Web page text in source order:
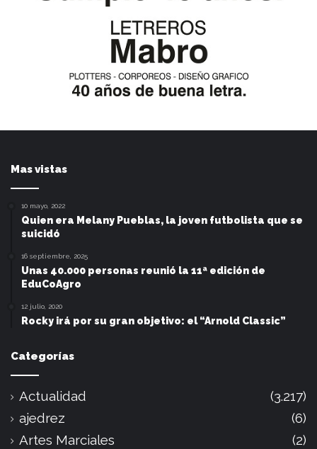
Mas vistas
10 mayo, 2022
Quien era Melany Pueblas, la joven futbolista que se
suicidó
16 septiembre, 2025
Unas 40.000 personas reunió la 11ª edición de
EduCoAgro
12 julio, 2020
Rocky irá por su gran objetivo: el “Arnold Classic”
Categorías
Actualidad
(3.217)
ajedrez
(6)
Artes Marciales
(2)